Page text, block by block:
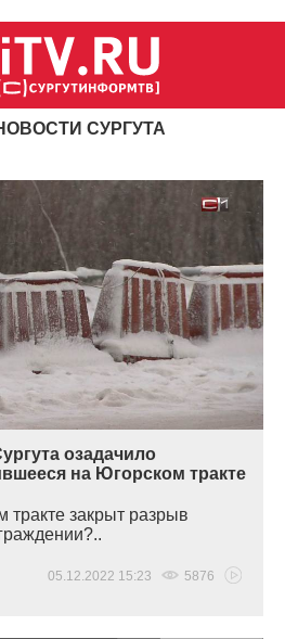
СУРГУТА
озадачило
на Югорском тракте
закрыт разрыв
05.12.2022 15:23 5876